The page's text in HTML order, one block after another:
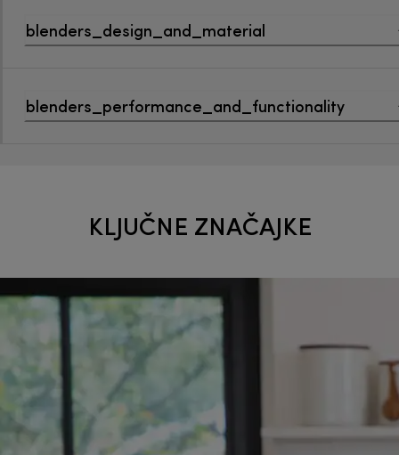
blenders_design_and_material
blenders_performance_and_functionality
KLJUČNE ZNAČAJKE